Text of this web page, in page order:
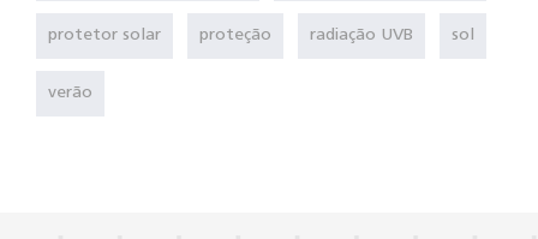
protetor solar proteção radiação UVB sol
verão